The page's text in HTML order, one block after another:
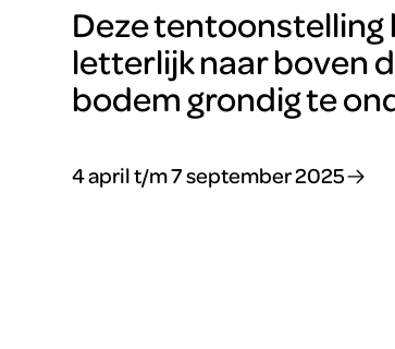
Deze tentoonstelling
letterlijk naar boven
bodem grondig te
4 april t/m 7 september 2025